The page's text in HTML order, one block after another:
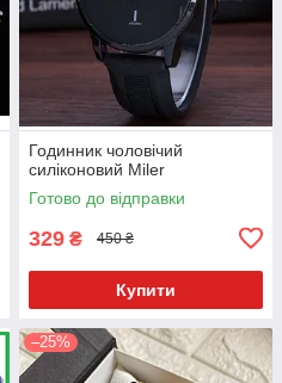
Годинник чоловічий
силіконовий Miler
Готово до відправки
329 ₴ 450 ₴
Купити
–25%